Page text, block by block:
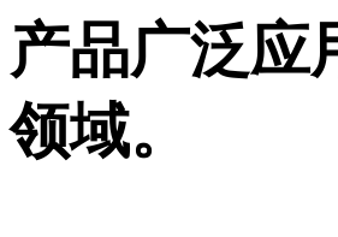
产品广泛应
领域。